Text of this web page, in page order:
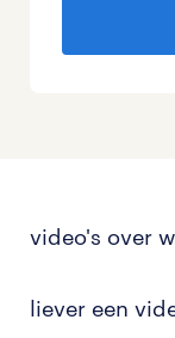
video's over
liever een